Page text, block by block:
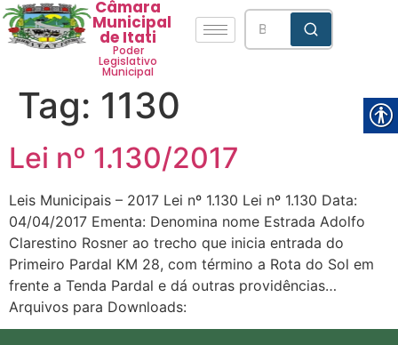
Câmara
Municipal
de Itati
Poder
Legislativo
Municipal
Tag: 1130
Lei nº 1.130/2017
Leis Municipais – 2017 Lei nº 1.130 Lei nº 1.130 Data:
04/04/2017 Ementa: Denomina nome Estrada Adolfo
Clarestino Rosner ao trecho que inicia entrada do
Primeiro Pardal KM 28, com término a Rota do Sol em
frente a Tenda Pardal e dá outras providências…
Arquivos para Downloads: